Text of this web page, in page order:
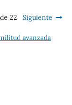
22 Siguiente
avanzada